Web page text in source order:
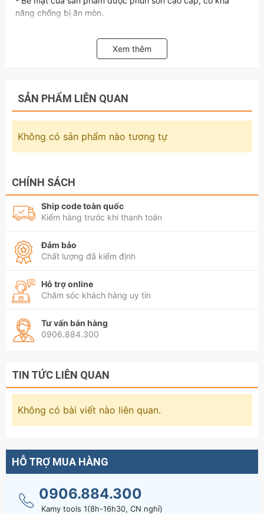
năng chống bị ăn mòn.
thiên nhiên, vô cùng kín khí, đem lại lực hút rất lớn.
Asaki AK-4011.
Xem thêm
SẢN PHẨM LIÊN QUAN
Không có sản phẩm nào tương tự
CHÍNH SÁCH
Ship code toàn quốc
Kiểm hàng trước khi thanh toán
Đảm bảo
Chất lượng đã kiểm định
Hỗ trợ online
Chăm sóc khách hàng uy tín
Tư vấn bán hàng
0906.884.300
TIN TỨC LIÊN QUAN
Không có bài viết nào liên quan.
HỖ TRỢ MUA HÀNG
0906.884.300
Kamy tools 1(8h-16h30, CN nghỉ)